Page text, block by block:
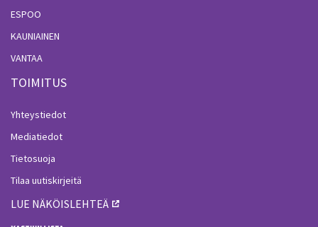
ESPOO
KAUNIAINEN
VANTAA
TOIMITUS
Yhteystiedot
Mediatiedot
Tietosuoja
Tilaa uutiskirjeitä
LUE NÄKÖISLEHTEÄ